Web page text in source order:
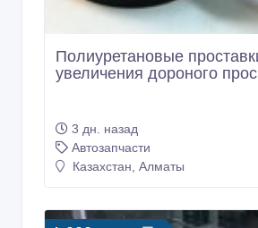
Полиуретановые
увеличения дороного
3 дн. назад
Автозапчасти
Казахстан, Алматы